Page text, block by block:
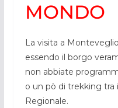
MONDO
La visita a
essendo il borgo
non abbiate
o un pò di trekking tra
Regionale.